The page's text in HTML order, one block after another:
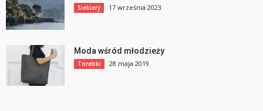
Siekiery 17 września 2023
Moda wśród młodzieży
Torebki 28 maja 2019